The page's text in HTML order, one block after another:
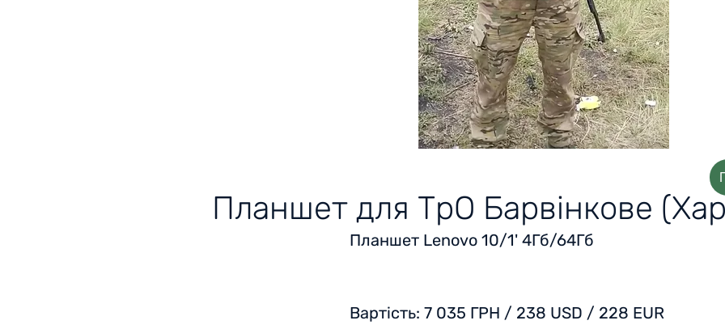
Планшет для ТрО Барвінкове
Планшет Lenovo 10/1' 4Гб/64Гб
Вартість: 7 035 ГРН / 238 USD / 228 EUR